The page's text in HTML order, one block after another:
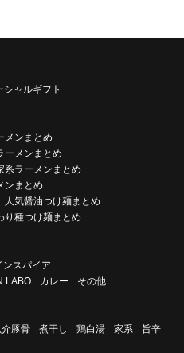
シャルギフト
メンまとめ
ーメンまとめ
系ラーメンまとめ
ンまとめ
人気醤油つけ麺まとめ
り種つけ麺まとめ
ンスパイア
LABO カレー その他
豚骨 煮干し 鶏白湯 家系
旨辛